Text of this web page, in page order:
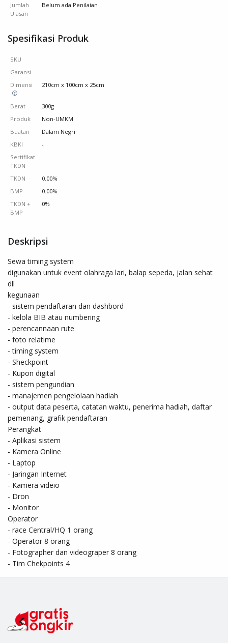
Jumlah
Ulasan
Belum ada Penilaian
Spesifikasi Produk
SKU
Garansi
-
Dimensi
210cm x 100cm x 25cm
Berat
300g
Produk
Non-UMKM
Buatan
Dalam Negri
KBKI
-
Sertifikat
TKDN
TKDN
0.00%
BMP
0.00%
TKDN +
BMP
0%
Deskripsi
Sewa timing system
digunakan untuk event olahraga lari, balap sepeda, jalan sehat
dll
kegunaan
- sistem pendaftaran dan dashbord
- kelola BIB atau numbering
- perencannaan rute
- foto relatime
- timing system
- Sheckpoint
- Kupon digital
- sistem pengundian
- manajemen pengelolaan hadiah
- output data peserta, catatan waktu, penerima hadiah, daftar
pemenang, grafik pendaftaran
Perangkat
- Aplikasi sistem
- Kamera Online
- Laptop
- Jaringan Internet
- Kamera videio
- Dron
- Monitor
Operator
- race Central/HQ 1 orang
- Operator 8 orang
- Fotographer dan videograper 8 orang
- Tim Chekpoints 4